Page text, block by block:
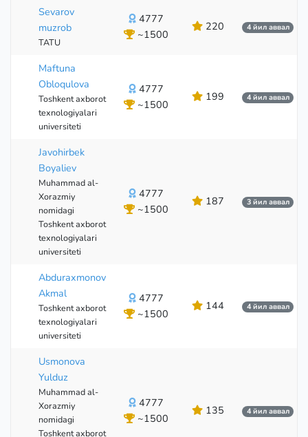
Sevarov
muzrob
TATU
4777
~1500
220 4 йил аввал
Maftuna
Obloqulova
Toshkent axborot
texnologiyalari
universiteti
4777
~1500
199 4 йил аввал
Javohirbek
Boyaliev
Muhammad al-
Xorazmiy
nomidagi
Toshkent axborot
texnologiyalari
universiteti
4777
~1500
187 3 йил аввал
Abduraxmonov
Akmal
Toshkent axborot
texnologiyalari
universiteti
4777
~1500
144 4 йил аввал
Usmonova
Yulduz
Muhammad al-
Xorazmiy
nomidagi
Toshkent axborot
4777
~1500
135 4 йил аввал